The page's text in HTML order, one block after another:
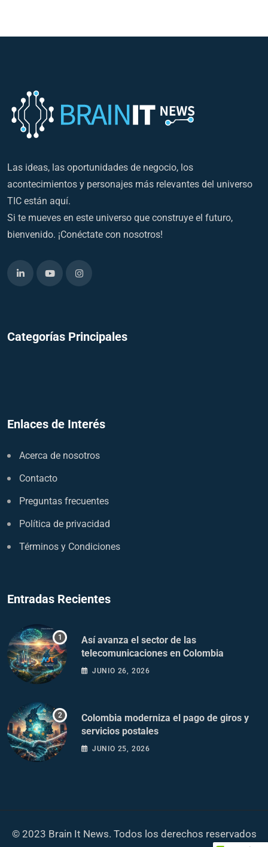
Las ideas, las oportunidades de negocio, los
acontecimientos y personajes más relevantes del universo
TIC están aquí.
Si te mueves en este universo que construye el futuro,
bienvenido. ¡Conéctate con nosotros!
Categorías Principales
Enlaces de Interés
Acerca de nosotros
Contacto
Preguntas frecuentes
Política de privacidad
Términos y Condiciones
Entradas Recientes
Así avanza el sector de las
telecomunicaciones en Colombia
JUNIO 26, 2026
Colombia moderniza el pago de giros y
servicios postales
JUNIO 25, 2026
© 2023 Brain It News. Todos los derechos reservados